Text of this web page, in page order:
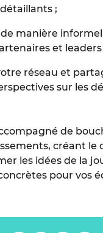
;
manière
et
réseau et
sur les
de
créant le
les idées de la
pour vos